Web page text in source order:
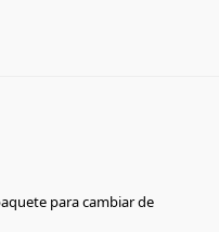
para cambiar de